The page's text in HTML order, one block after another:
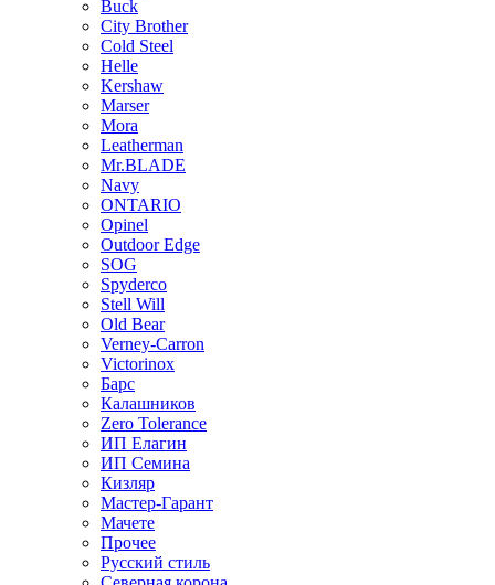
Buck
City Brother
Cold Steel
Helle
Kershaw
Marser
Mora
Leatherman
Mr.BLADE
Navy
ONTARIO
Opinel
Outdoor Edge
SOG
Spyderco
Stell Will
Old Bear
Verney-Carron
Victorinox
Барс
Калашников
Zero Tolerance
ИП Елагин
ИП Семина
Кизляр
Мастер-Гарант
Мачете
Прочее
Русский стиль